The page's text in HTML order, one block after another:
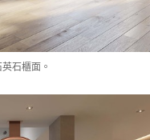
石櫃面。